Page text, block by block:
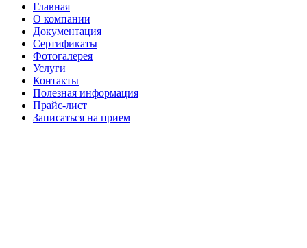
Главная
О компании
Документация
Сертификаты
Фотогалерея
Услуги
Контакты
Полезная информация
Прайс-лист
Записаться на прием